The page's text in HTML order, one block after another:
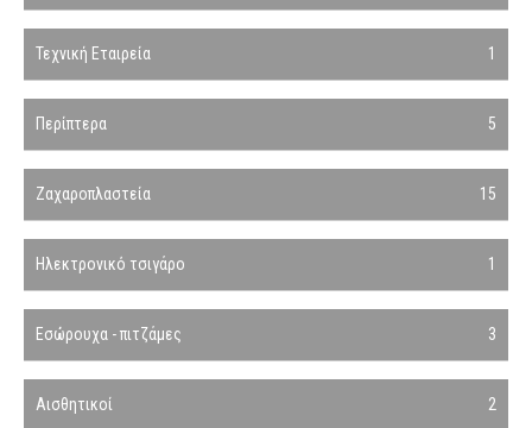
Τεχνική Εταιρεία 1
Περίπτερα 5
Ζαχαροπλαστεία 15
Ηλεκτρονικό τσιγάρο 1
Εσώρουχα - πιτζάμες 3
Αισθητικοί 2